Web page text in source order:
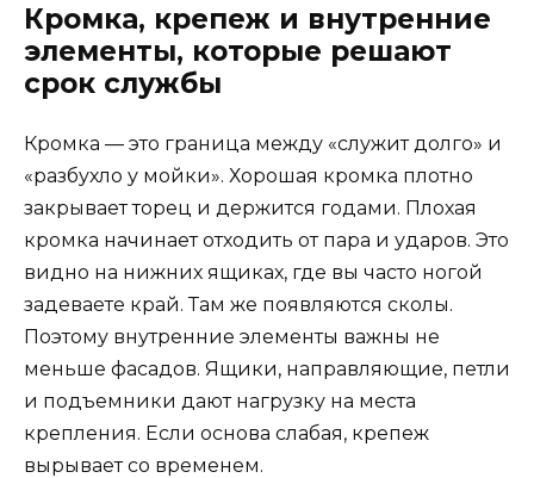
Кромка, крепеж и внутренние
элементы, которые решают
срок службы
Кромка — это граница между «служит долго» и
«разбухло у мойки». Хорошая кромка плотно
закрывает торец и держится годами. Плохая
кромка начинает отходить от пара и ударов. Это
видно на нижних ящиках, где вы часто ногой
задеваете край. Там же появляются сколы.
Поэтому внутренние элементы важны не
меньше фасадов. Ящики, направляющие, петли
и подъемники дают нагрузку на места
крепления. Если основа слабая, крепеж
вырывает со временем.